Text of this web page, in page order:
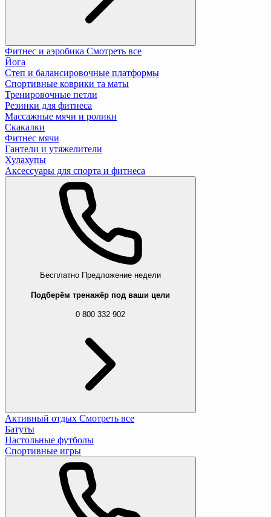
Фитнес и аэробика Смотреть все
Йога
Степ и балансировочные платформы
Спортивные коврики та маты
Тренировочные петли
Резинки для фитнеса
Массажные мячи и ролики
Скакалки
Фитнес мячи
Гантели и утяжелители
Хулахупы
Аксессуары для спорта и фитнеса
Бесплатно Предложение недели
Подберём тренажёр под ваши цели
0 800 332 902
Активный отдых Смотреть все
Батуты
Настольные футболы
Спортивные игры